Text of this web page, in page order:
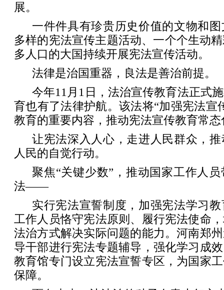
展。
一件件具有珍贵历史价值的文物和
多样的宪法宣传主题活动、一个个生动
多人口的大国持续开展宪法宣传活动。
法律是治国重器，良法是善治前提。
今年11月1日，法治宣传教育法正式
育也有了法律护航。该法将“加强宪法宣
教育的重要内容，推动宪法宣传教育常
让宪法深入人心，走进人民群众，
人民的自觉行动。
聚焦“关键少数”，推动国家工作人
法——
实行宪法宣誓制度，加强宪法学习
工作人员恪守宪法原则、履行宪法使命
法治方式解决实际问题的能力。河南郑
导干部进行宪法专题辅导，强化学习成
教育馆专门设立宪法宣誓专区，为国家
保障。